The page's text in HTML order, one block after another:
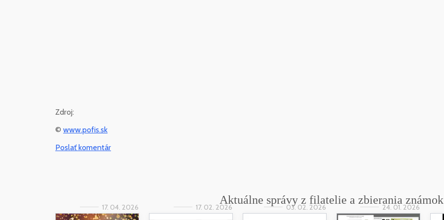
Zdroj:
© www.pofis.sk
Poslať komentár
Aktuálne správy z filatelie a zbierania známok
17. 04. 2026 17. 02. 2026 03. 02. 2026 24. 01. 2026